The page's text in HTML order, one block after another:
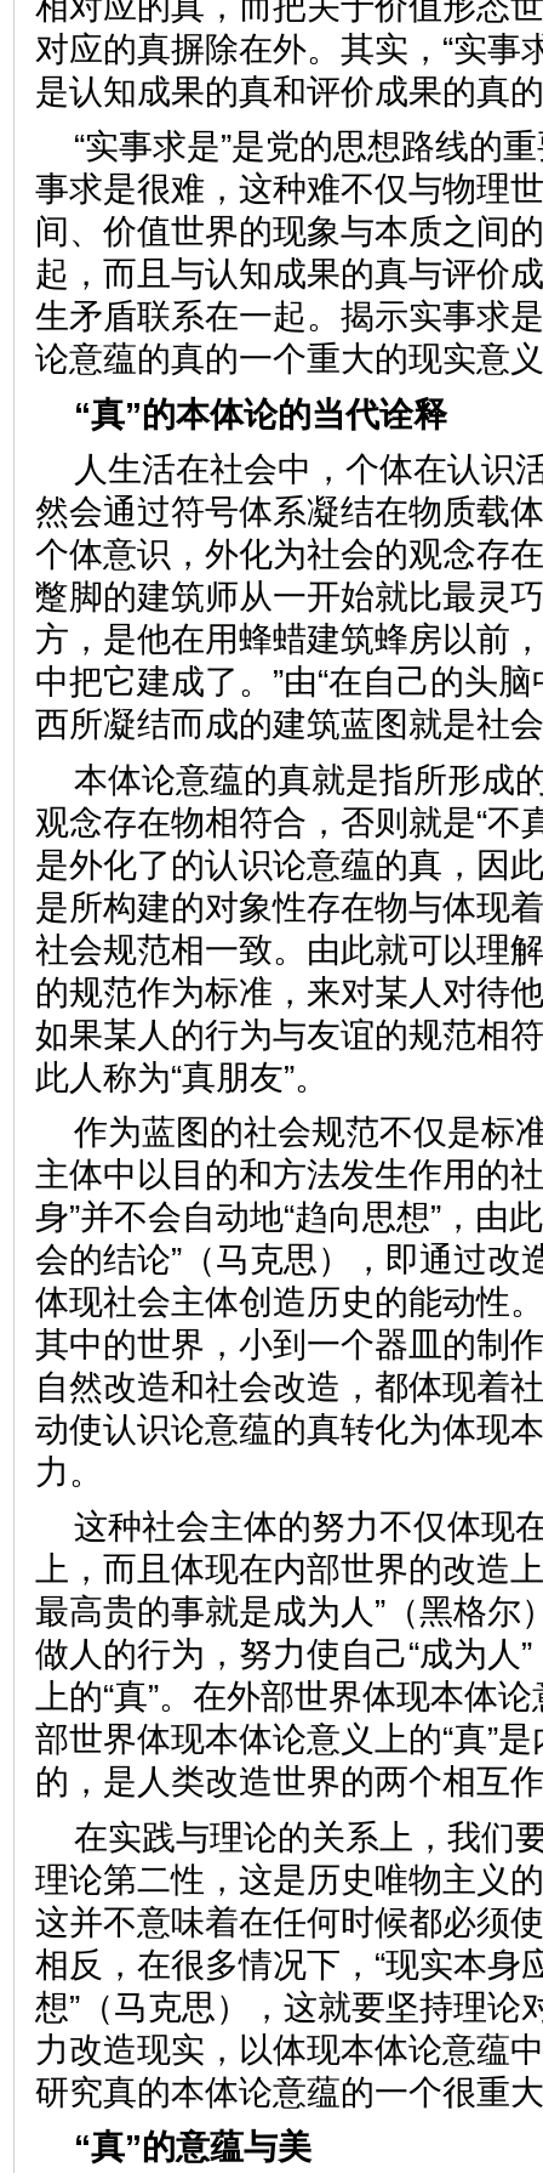
对应的真摒除在外。其实，“实事
是认知成果的真和评价成果的真
“实事求是”是党的思想路线的
事求是很难，这种难不仅与物理
间、价值世界的现象与本质之间
起，而且与认知成果的真与评价
生矛盾联系在一起。揭示实事求
论意蕴的真的一个重大的现实意
“真”的本体论的当代诠释
人生活在社会中，个体在认识
然会通过符号体系凝结在物质载
个体意识，外化为社会的观念存
蹩脚的建筑师从一开始就比最灵
方，是他在用蜂蜡建筑蜂房以前
中把它建成了。”由“在自己的头
西所凝结而成的建筑蓝图就是社
本体论意蕴的真就是指所形成
观念存在物相符合，否则就是“不
是外化了的认识论意蕴的真，因
是所构建的对象性存在物与体现
社会规范相一致。由此就可以理
的规范作为标准，来对某人对待
如果某人的行为与友谊的规范相
此人称为“真朋友”。
作为蓝图的社会规范不仅是标
主体中以目的和方法发生作用的
身”并不会自动地“趋向思想”，由
会的结论”（马克思），即通过改
体现社会主体创造历史的能动性
其中的世界，小到一个器皿的制
自然改造和社会改造，都体现着
动使认识论意蕴的真转化为体现
力。
这种社会主体的努力不仅体现
上，而且体现在内部世界的改造
最高贵的事就是成为人”（黑格尔
做人的行为，努力使自己“成为人
上的“真”。在外部世界体现本体论
部世界体现本体论意义上的“真”
的，是人类改造世界的两个相互
在实践与理论的关系上，我们
理论第二性，这是历史唯物主义
这并不意味着在任何时候都必须
相反，在很多情况下，“现实本身
想”（马克思），这就要坚持理论
力改造现实，以体现本体论意蕴
研究真的本体论意蕴的一个很重
“真”的意蕴与美